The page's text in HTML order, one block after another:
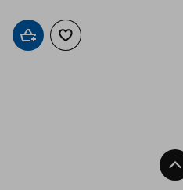
Προσθήκη στο καλάθι
Προσθήκη στα αγαπημένα